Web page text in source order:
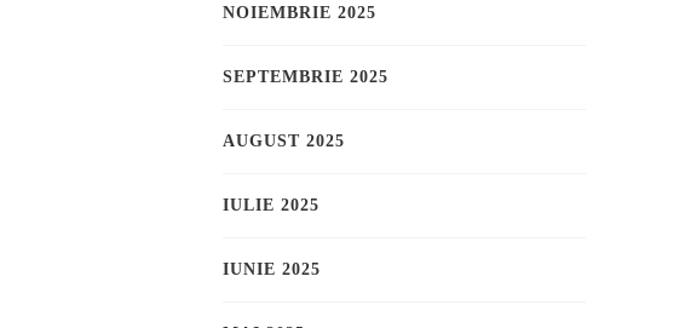
NOIEMBRIE 2025
SEPTEMBRIE 2025
AUGUST 2025
IULIE 2025
IUNIE 2025